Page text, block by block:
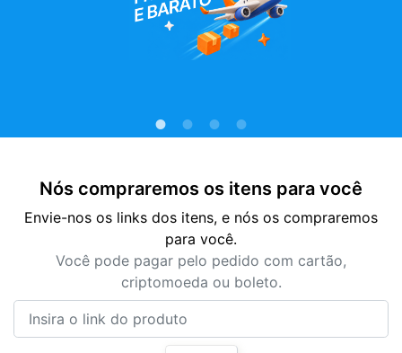
Nós compraremos os itens para você
Envie-nos os links dos itens, e nós os compraremos
para você.
Você pode pagar pelo pedido com cartão,
criptomoeda ou boleto.